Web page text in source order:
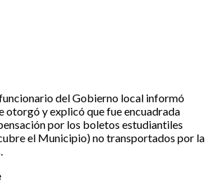
del Gobierno local informó
otorgó y explicó que fue encuadrada
por los boletos estudiantiles
el Municipio) no transportados por la